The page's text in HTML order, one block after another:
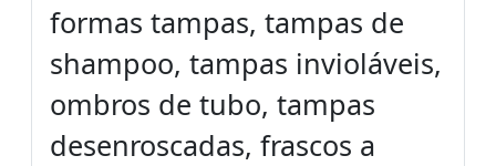
formas tampas, tampas de
shampoo, tampas invioláveis,
ombros de tubo, tampas
desenroscadas, frascos a